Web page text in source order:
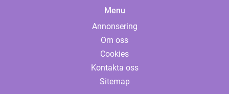
Menu
Annonsering
Om oss
Cookies
Kontakta oss
Sitemap